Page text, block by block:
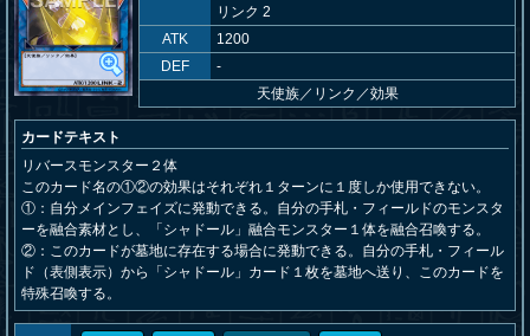
リンク 2
ATK
1200
DEF
-
天使族／ リンク／効果
カードテキスト
リバースモンスター２体
このカード名の①②の効果はそれぞれ１ターンに１度しか使用できない。
①：自分メインフェイズに発動できる。自分の手札・フィールドのモンスタ
ーを融合素材とし、「シャドール」融合モンスター１体を融合召喚する。
②：このカードが墓地に存在する場合に発動できる。自分の手札・フィール
ド（表側表示）から「シャドール」カード１枚を墓地へ送り、このカードを
特殊召喚する。